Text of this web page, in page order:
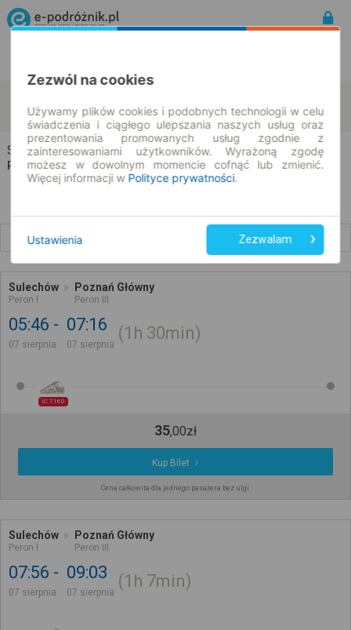
07.08.2026 | -- : --
zmień kryteria
Sulechów → Poznań
Rozkład jazdy i bilety
Sulechów
Peron I
Poznań Główny
Peron III
05:46
07 sierpnia
07:16
07 sierpnia
1h 30min
IC 7160
35,00zł
Kup Bilet
Cena całkowita dla jednego pasażera bez ulgi
Sulechów
Peron I
Poznań Główny
Peron III
07:56
07 sierpnia
09:03
07 sierpnia
1h 7min
Zezwól na cookies
Używamy plików cookies i podobnych technologii w celu
świadczenia i ciągłego ulepszania naszych usług oraz
prezentowania promowanych usług zgodnie z
zainteresowaniami użytkowników. Wyrażoną zgodę
możesz w dowolnym momencie cofnąć lub zmienić.
Więcej informacji w Polityce prywatności.
Ustawienia Zezwalam